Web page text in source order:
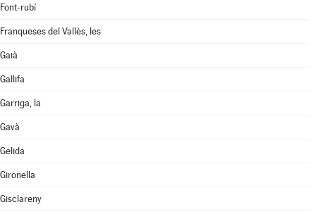
Font-rubí
Franqueses del Vallès, les
Gaià
Gallifa
Garriga, la
Gavà
Gelida
Gironella
Gisclareny